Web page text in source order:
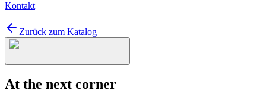
Kontakt
Zurück zum Katalog
At the next corner